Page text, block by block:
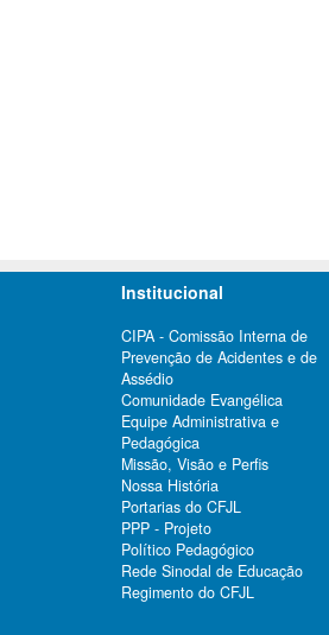
Institucional
CIPA - Comissão Interna de
Prevenção de Acidentes e de
Assédio
Comunidade Evangélica
Equipe Administrativa e
Pedagógica
Missão, Visão e Perfis
Nossa História
Portarias do CFJL
PPP - Projeto
Político Pedagógico
Rede Sinodal de Educação
Regimento do CFJL